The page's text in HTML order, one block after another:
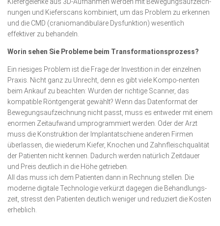
nungen und Kieferscans kombiniert, um das Pro­blem zu erkennen
und die CMD (craniomandibuläre Dysfunktion) wesentlich
effektiver zu behandeln.
Worin sehen Sie Probleme beim Transformations­pro­zess?
Ein riesiges Problem ist die Frage der Investition in der einzelnen
Praxis. Nicht ganz zu Unrecht, denn es gibt viele Kompo-nenten
beim Ankauf zu beachten: Wurden der richtige Scanner, das
kompatible Röntgengerät gewählt? Wenn das Daten­format der
Bewegungsaufzeichnung nicht passt, muss es entweder mit einem
enormen Zeitaufwand umprogrammiert werden. Oder der Arzt
muss die Konstruktion der Implantat­schiene ande­ren Firmen
überlassen, die wiederum Kiefer, Knochen und Zahn­fleisch­­qualität
der Patienten nicht kennen. Dadurch werden natürlich Zeitdauer
und Preis deutlich in die Höhe getrieben.
All das muss ich dem Patienten dann in Rechnung stellen. Die
moderne digitale Technologie verkürzt dagegen die Behand­lungs­
zeit, stresst den Patienten deutlich weniger und reduziert die Kosten
er­heblich.